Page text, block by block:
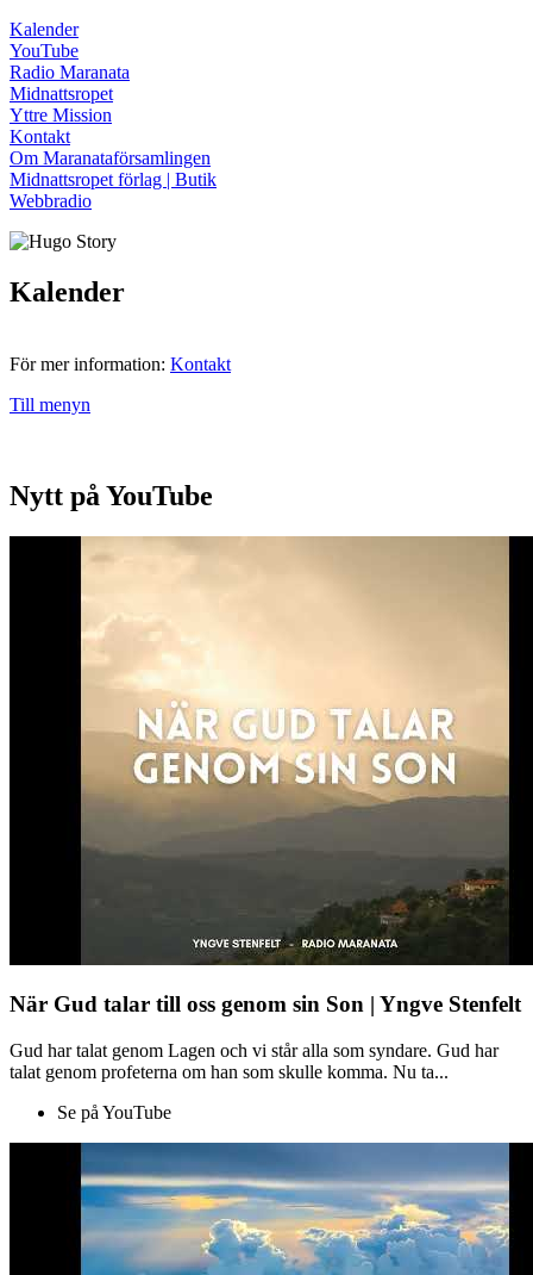
Kalender
YouTube
Radio Maranata
Midnattsropet
Yttre Mission
Kontakt
Om Maranataförsamlingen
Midnattsropet förlag | Butik
Webbradio
Kalender
För mer information: Kontakt
Till menyn
Nytt på YouTube
När Gud talar till oss genom sin Son | Yngve Stenfelt
Gud har talat genom Lagen och vi står alla som syndare. Gud har
talat genom profeterna om han som skulle komma. Nu ta...
Se på YouTube